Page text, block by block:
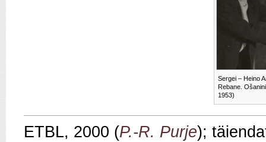
Sergei – Heino
Rebane.
1953)
ETBL, 2000 (P.‑R. Purje);